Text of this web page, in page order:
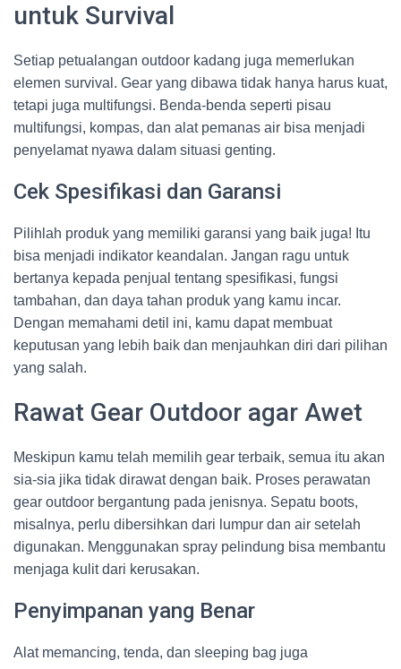
untuk Survival
Setiap petualangan outdoor kadang juga memerlukan
elemen survival. Gear yang dibawa tidak hanya harus kuat,
tetapi juga multifungsi. Benda-benda seperti pisau
multifungsi, kompas, dan alat pemanas air bisa menjadi
penyelamat nyawa dalam situasi genting.
Cek Spesifikasi dan Garansi
Pilihlah produk yang memiliki garansi yang baik juga! Itu
bisa menjadi indikator keandalan. Jangan ragu untuk
bertanya kepada penjual tentang spesifikasi, fungsi
tambahan, dan daya tahan produk yang kamu incar.
Dengan memahami detil ini, kamu dapat membuat
keputusan yang lebih baik dan menjauhkan diri dari pilihan
yang salah.
Rawat Gear Outdoor agar Awet
Meskipun kamu telah memilih gear terbaik, semua itu akan
sia-sia jika tidak dirawat dengan baik. Proses perawatan
gear outdoor bergantung pada jenisnya. Sepatu boots,
misalnya, perlu dibersihkan dari lumpur dan air setelah
digunakan. Menggunakan spray pelindung bisa membantu
menjaga kulit dari kerusakan.
Penyimpanan yang Benar
Alat memancing, tenda, dan sleeping bag juga